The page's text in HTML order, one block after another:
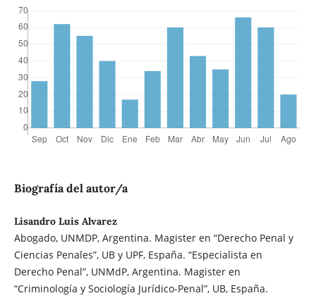
Biografía del autor/a
Lisandro Luis Alvarez
Abogado, UNMDP, Argentina. Magister en “Derecho Penal y
Ciencias Penales”, UB y UPF, España. “Especialista en
Derecho Penal”, UNMdP, Argentina. Magister en
“Criminología y Sociología Jurídico-Penal”, UB, España.